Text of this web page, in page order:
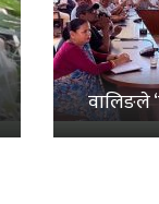
वालिङले